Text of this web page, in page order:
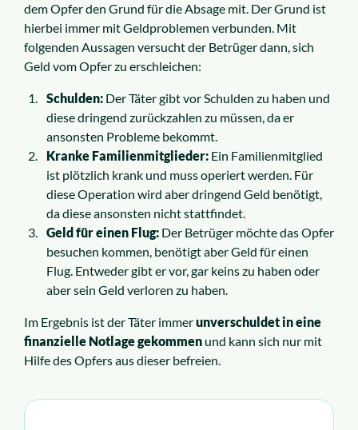
dem Opfer den Grund für die Absage mit. Der Grund ist
hierbei immer mit Geldproblemen verbunden. Mit
folgenden Aussagen versucht der Betrüger dann, sich
Geld vom Opfer zu erschleichen:
Schulden: Der Täter gibt vor Schulden zu haben und
diese dringend zurückzahlen zu müssen, da er
ansonsten Probleme bekommt.
Kranke Familienmitglieder: Ein Familienmitglied
ist plötzlich krank und muss operiert werden. Für
diese Operation wird aber dringend Geld benötigt,
da diese ansonsten nicht stattfindet.
Geld für einen Flug: Der Betrüger möchte das Opfer
besuchen kommen, benötigt aber Geld für einen
Flug. Entweder gibt er vor, gar keins zu haben oder
aber sein Geld verloren zu haben.
Im Ergebnis ist der Täter immerunverschuldet in eine
finanzielle Notlagegekommen und kann sich nur mit
Hilfe des Opfers aus dieser befreien.